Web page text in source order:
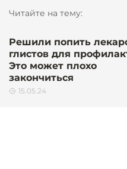
Читайте на тему:
Решили попить
глистов для
Это может плохо
закончиться
15.05.24